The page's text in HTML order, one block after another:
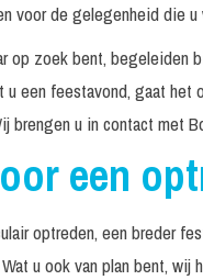
voor de gelegenheid die u
op zoek bent,
u een feestavond, gaat
brengen u in contact met
een
optreden, een breder
u ook van plan bent,